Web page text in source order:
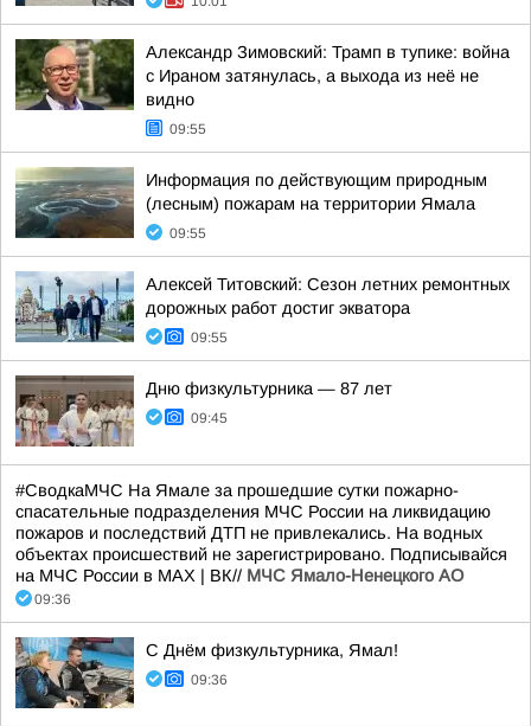
Александр Зимовский: Трамп в тупике: война
с Ираном затянулась, а выхода из неё не
видно
09:55
Информация по действующим природным
(лесным) пожарам на территории Ямала
09:55
Алексей Титовский: Сезон летних ремонтных
дорожных работ достиг экватора
09:55
Дню физкультурника — 87 лет
09:45
#СводкаМЧС На Ямале за прошедшие сутки пожарно-
спасательные подразделения МЧС России на ликвидацию
пожаров и последствий ДТП не привлекались. На водных
объектах происшествий не зарегистрировано. Подписывайся
на МЧС России в MAX | ВК// МЧС Ямало-Ненецкого АО
09:36
С Днём физкультурника, Ямал!
09:36